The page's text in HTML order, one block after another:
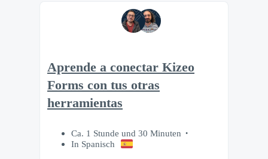
Aprende a conectar Kizeo
Forms con tus otras
herramientas
Ca. 1 Stunde und 30 Minuten
In Spanisch